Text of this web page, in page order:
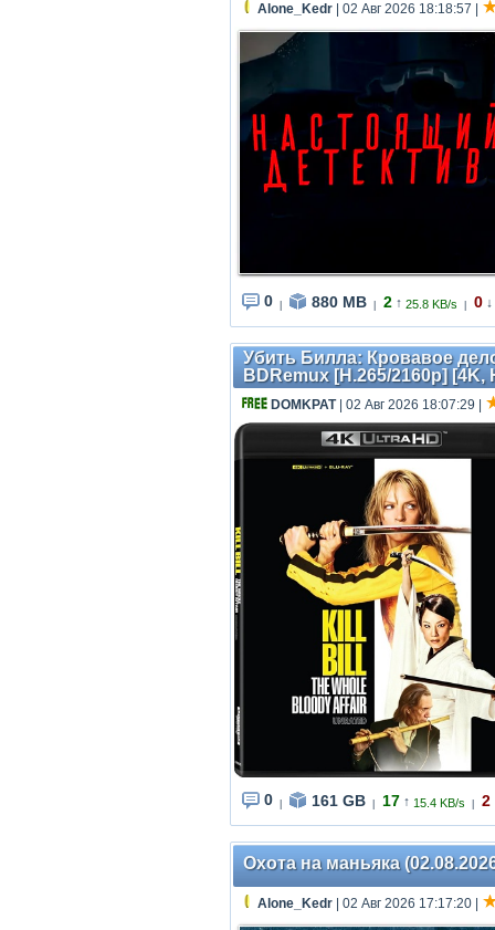
Alone_Kedr | 02 Авг 2026 18:18:57
0 880 MB 2 ↑ 25.8 KB/s 0 ↓
Убить Билла: Кровавое
BDRemux [H.265/2160p] [4K,
DOMKPAT| 02 Авг 2026 18:07:29
0 161 GB 17 ↑ 15.4 KB/s 2
Охота на маньяка
Alone_Kedr | 02 Авг 2026 17:17:20